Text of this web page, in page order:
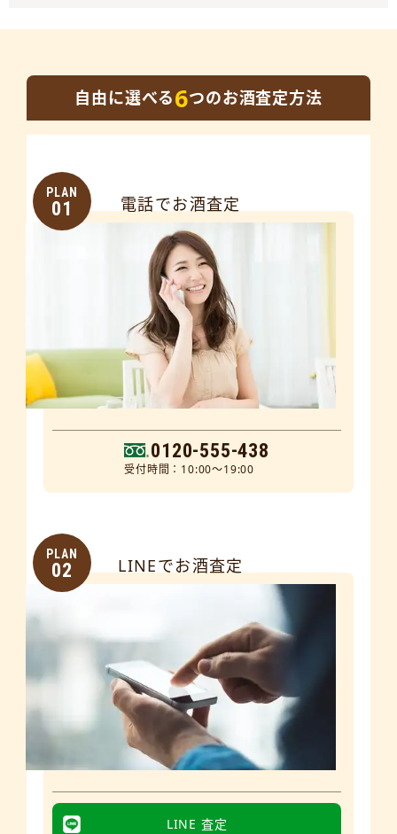
自由に選べる6つのお酒査定方法
PLAN
01 電話でお酒査定
0120-555-438
受付時間：10:00～19:00
PLAN
02 LINEでお酒査定
LINE 査定